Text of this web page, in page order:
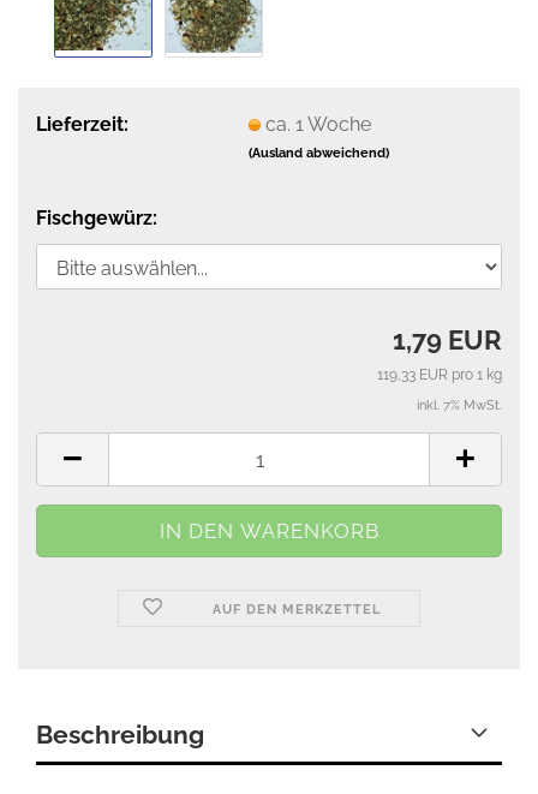
Lieferzeit: ca. 1 Woche
(Ausland abweichend)
Fischgewürz:
1,79 EUR
119,33 EUR pro 1 kg
inkl. 7% MwSt.
AUF DEN MERKZETTEL
Beschreibung